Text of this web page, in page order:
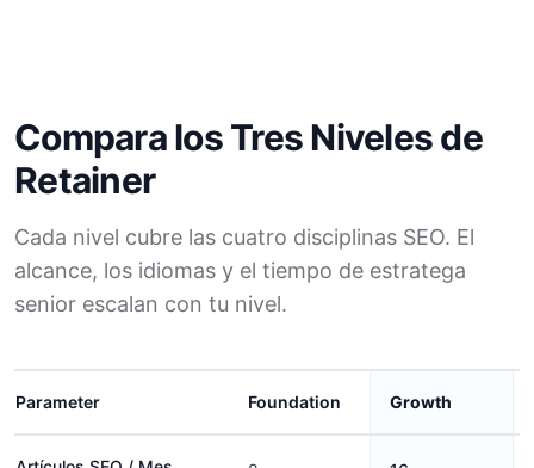
Compara los Tres Niveles de
Retainer
Cada nivel cubre las cuatro disciplinas SEO. El
alcance, los idiomas y el tiempo de estratega
senior escalan con tu nivel.
Parameter Foundation Growth